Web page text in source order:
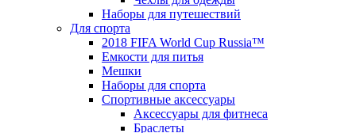
Наборы для путешествий
Для спорта
2018 FIFA World Cup Russia™
Емкости для питья
Мешки
Наборы для спорта
Спортивные аксессуары
Аксессуары для фитнеса
Браслеты